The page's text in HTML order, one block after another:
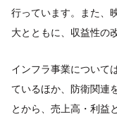
行っています。また、
大とともに、収益性の
インフラ事業について
ているほか、防衛関連
とから、売上高・利益